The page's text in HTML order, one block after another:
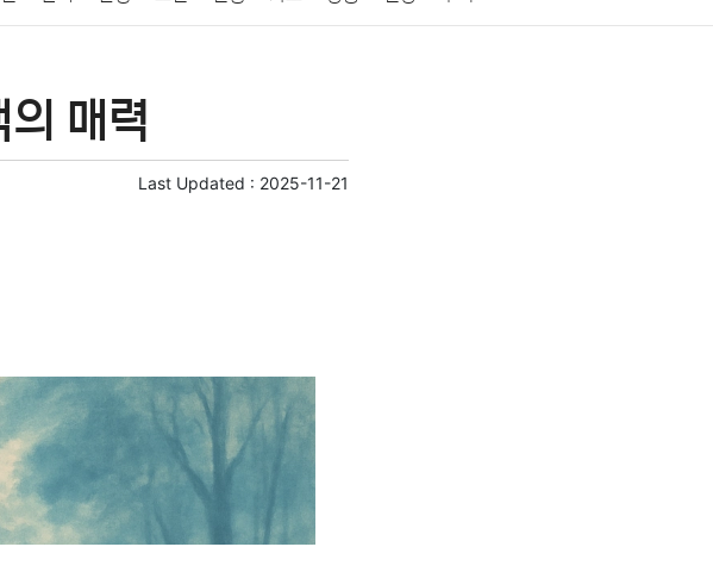
부동산 외국어
매력
Last Updated : 2025-11-21